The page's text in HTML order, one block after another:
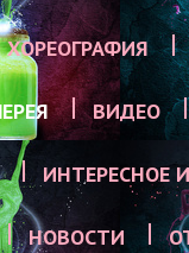
ВИДЕО
ИНТЕРЕСНОЕ
НОВОСТИ